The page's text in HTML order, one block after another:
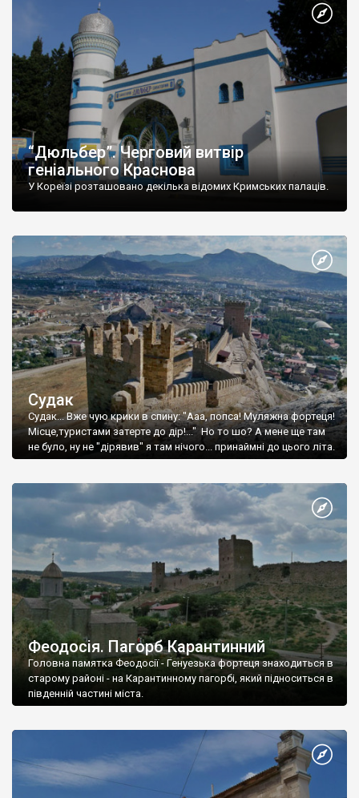
“Дюльбер”. Черговий витвір
геніального Краснова
У Кореїзі розташовано декілька відомих Кримських палаців.
Судак
Судак... Вже чую крики в спину: "Ааа, попса! Муляжна фортеця!
Місце,туристами затерте до дір!..." Но то шо? А мене ще там
не було, ну не "дірявив" я там нічого... принаймні до цього літа.
Феодосія. Пагорб Карантинний
Головна памятка Феодосії - Генуезька фортеця знаходиться в
старому районі - на Карантинному пагорбі, який підноситься в
південній частині міста.